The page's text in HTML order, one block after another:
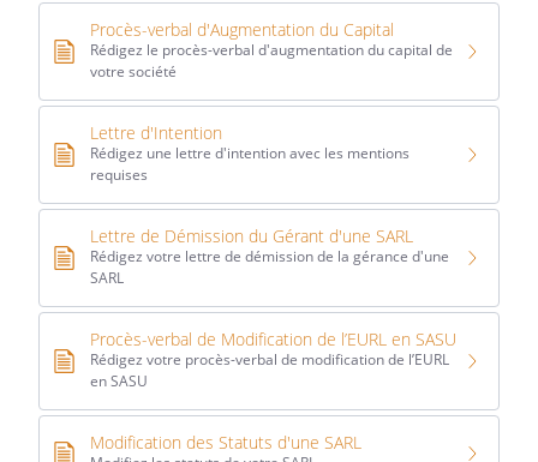
Procès-verbal d'Augmentation du Capital
Rédigez le procès-verbal d'augmentation du capital de
votre société
Lettre d'Intention
Rédigez une lettre d'intention avec les mentions
requises
Lettre de Démission du Gérant d'une SARL
Rédigez votre lettre de démission de la gérance d'une
SARL
Procès-verbal de Modification de l’EURL en SASU
Rédigez votre procès-verbal de modification de l’EURL
en SASU
Modification des Statuts d'une SARL